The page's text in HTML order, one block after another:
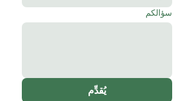
سؤالكم
يُقدِّم